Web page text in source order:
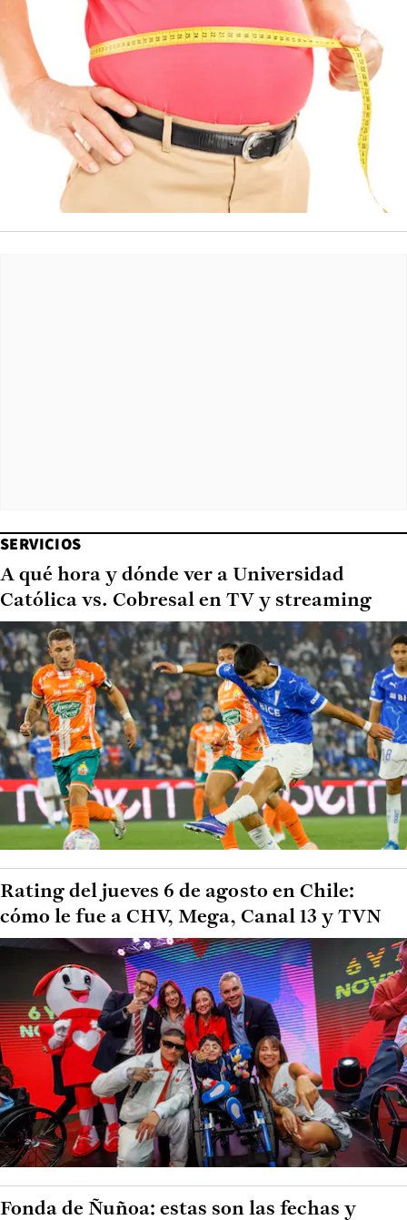
SERVICIOS
A qué hora y dónde ver a Universidad
Católica vs. Cobresal en TV y streaming
Rating del jueves 6 de agosto en Chile:
cómo le fue a CHV, Mega, Canal 13 y TVN
Fonda de Ñuñoa: estas son las fechas y